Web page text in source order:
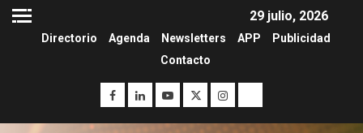
29 julio, 2026
Directorio Agenda Newsletters APP
Publicidad
Contacto